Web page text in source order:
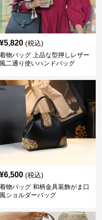
¥5,820 (税込)
着物バッグ 上品な型押しレザー
風二通り使いハンドバッグ
¥6,500 (税込)
着物バッグ 和柄金具装飾がま口
風ショルダーバッグ